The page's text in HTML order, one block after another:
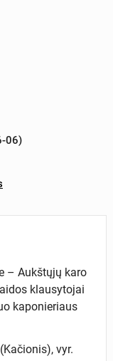
06)
– Aukštųjų karo
klausytojai
kaponieriaus
vyr.